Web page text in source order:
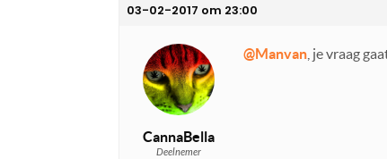
03-02-2017 om 23:00
CannaBella
Deelnemer
@Manvan , je vraag